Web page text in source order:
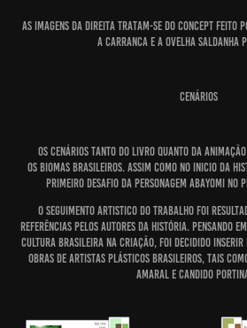
As imagens da direita tratam-se do concept feito
a carranca e a ovelha Saldanha
Cenários
Os cenários tanto do livro quanto da
os biomas brasileiros. Assim como no inicio da
primeiro desafio da personagem Abayomi no
O seguimento artistico do trabalho foi
referências pelos autores da história. Pensando
cultura brasileira na criação, foi decidido inserir
obras de artistas plásticos brasileiros, tais
Amaral e Candido